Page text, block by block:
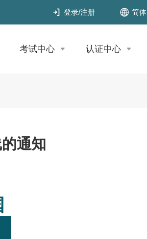
登录/注册 简体
考试中心 认证中心
通知